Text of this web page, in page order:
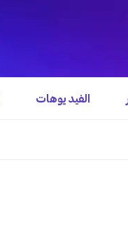
الفيديوهات